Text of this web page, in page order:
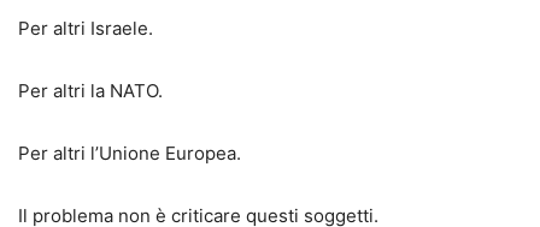
Per altri Israele.
Per altri la NATO.
Per altri l’Unione Europea.
Il problema non è criticare questi soggetti.